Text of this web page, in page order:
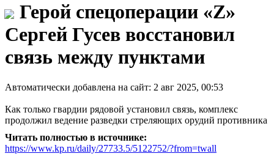
Герой спецоперации «Z»
Сергей Гусев восстановил
связь между пунктами
Автоматически добавлена на сайт: 2 авг 2025, 00:53
Как только гвардии рядовой установил связь, комплекс
продолжил ведение разведки стреляющих орудий противника
Читать полностью в источнике:
https://www.kp.ru/daily/27733.5/5122752/?from=twall